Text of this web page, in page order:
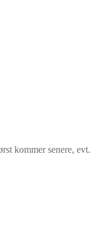
kommer senere, evt.